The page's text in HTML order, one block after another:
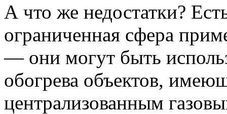
А что же недостатки?
ограниченная сфера
— они могут быть
обогрева объектов,
централизованным